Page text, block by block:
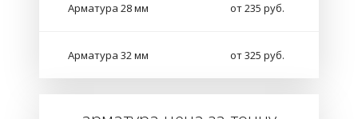
Арматура 28 мм от 235 руб.
Арматура 32 мм от 325 руб.